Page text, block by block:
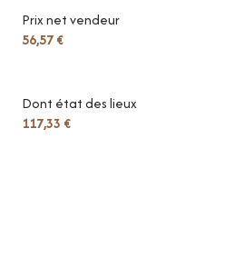
chambre
Prix net vendeur
56,57 €
Dont état des lieux
117,33 €